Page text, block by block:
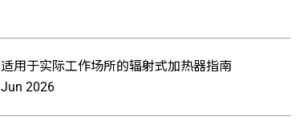
适用于实际工作场所的辐射式加热器指南
Jun 2026